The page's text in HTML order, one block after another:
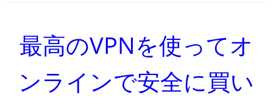
最高のVPNを使ってオ
ンラインで安全に買い